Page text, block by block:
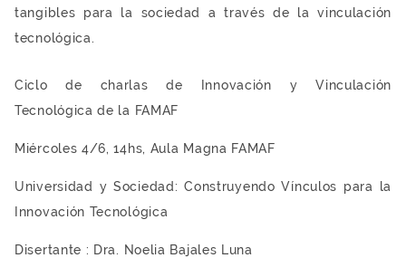
tangibles para la sociedad a través de la vinculación
tecnológica.
Ciclo de charlas de Innovación y Vinculación
Tecnológica de la FAMAF
Miércoles 4/6, 14hs, Aula Magna FAMAF
Universidad y Sociedad: Construyendo Vínculos para la
Innovación Tecnológica
Disertante : Dra. Noelia Bajales Luna